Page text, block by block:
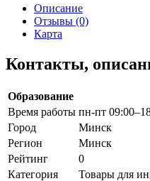
Описание
Отзывы (0)
Карта
Контакты,
Образование
Время работы пн-пт
Город
Минск
Регион
Минск
Рейтинг
0
Категория
Товары для